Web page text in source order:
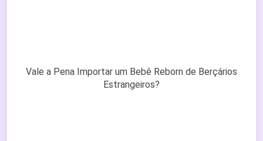
Vale a Pena Importar um Bebê Reborn de Berçários
Estrangeiros?